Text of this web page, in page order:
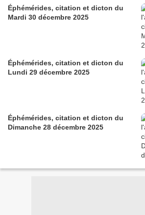
Éphémérides, citation et dicton du
Mardi 30 décembre 2025
Éphémérides, citation et dicton du
Lundi 29 décembre 2025
Éphémérides, citation et dicton du
Dimanche 28 décembre 2025